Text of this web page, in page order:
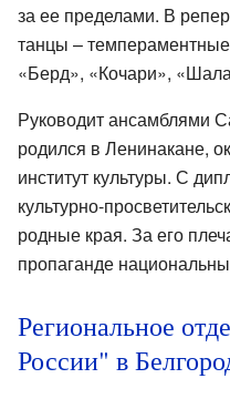
за ее пределами. В
танцы –
«Берд», «Кочари»,
Руководит ансамблями
родился в Ленинакане,
институт культуры. С
культурно-
родные края. За его
пропаганде
Региональное
России" в